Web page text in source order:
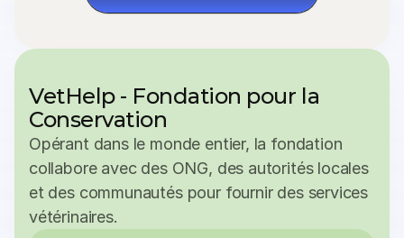
VetHelp - Fondation pour la
Conservation
Opérant dans le monde entier, la fondation
collabore avec des ONG, des autorités locales
et des communautés pour fournir des services
vétérinaires.